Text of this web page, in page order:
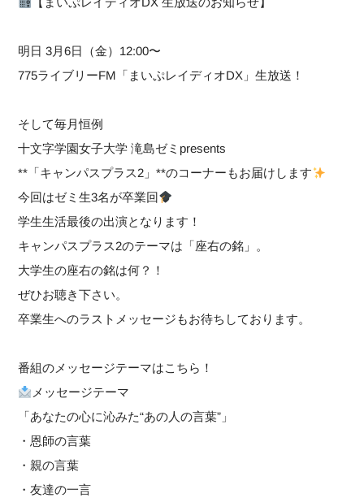
明日 3月6日（金）12:00〜
775ライブリーFM「まいぷレイディオDX」生放送！
そして毎月恒例
十文字学園女子大学 滝島ゼミpresents
**「キャンパスプラス2」**のコーナーもお届けします
今回はゼミ生3名が卒業回
学生生活最後の出演となります！
キャンパスプラス2のテーマは「座右の銘」。
大学生の座右の銘は何？！
ぜひお聴き下さい。
卒業生へのラストメッセージもお待ちしております。
番組のメッセージテーマはこちら！
メッセージテーマ
「あなたの心に沁みた“あの人の言葉”」
・恩師の言葉
・親の言葉
・友達の一言